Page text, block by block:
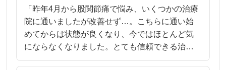
「昨年4月から股関節痛で悩み、いくつかの治療
院に通いましたが改善せず…。こちらに通い始
めてからは状態が良くなり、今ではほとんど気
にならなくなりました。とても信頼できる治療
院です。」